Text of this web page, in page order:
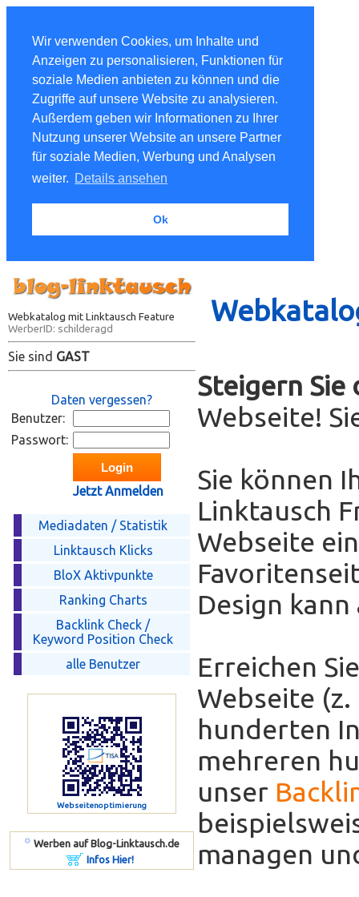
Wir verwenden Cookies, um Inhalte und
Anzeigen zu personalisieren, Funktionen für
soziale Medien anbieten zu können und die
Zugriffe auf unsere Website zu analysieren.
Außerdem geben wir Informationen zu Ihrer
Nutzung unserer Website an unsere Partner
für soziale Medien, Werbung und Analysen
weiter. Details ansehen
Ok
Webkatalog mit Linktausch Feature
WerberID: schilderagd
Sie sind GAST
Daten vergessen?
Benutzer:
Passwort:
Jetzt Anmelden
Mediadaten / Statistik
Linktausch Klicks
BloX Aktivpunkte
Ranking Charts
Backlink Check /
Keyword Position Check
alle Benutzer
Webseitenoptimierung
º Werben auf Blog-Linktausch.de
Infos Hier!
Steigern Sie
Webseite!
Sie können
Linktausch
Webseite
Design
Erreichen
Webseite
hunderten
mehreren
unser
managen